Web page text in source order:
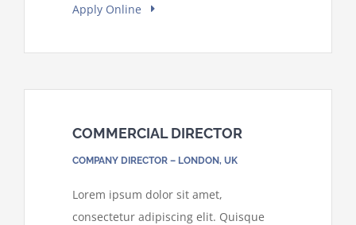
Apply Online
COMMERCIAL DIRECTOR
COMPANY DIRECTOR – LONDON, UK
Lorem ipsum dolor sit amet,
consectetur adipiscing elit. Quisque